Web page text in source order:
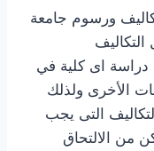
ورسوم جامعة
اى كلية في
الأخرى ولذلك
التى يجب
من الالتحاق